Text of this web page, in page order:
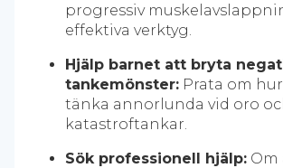
progressiv
effektiva verktyg.
Hjälp barnet att bryta
tankemönster: Prata om
tänka annorlunda vid oro
katastroftankar.
Sök professionell hjälp: Om